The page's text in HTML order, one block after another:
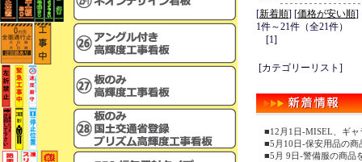
[新着順] [価格が安い順]
1件～21件（全21件）
[1]
[カテゴリーリスト]
■12月1日-MISEL、ギ
■5月10日-保安用品の商
■5月 9日-警備服の商品